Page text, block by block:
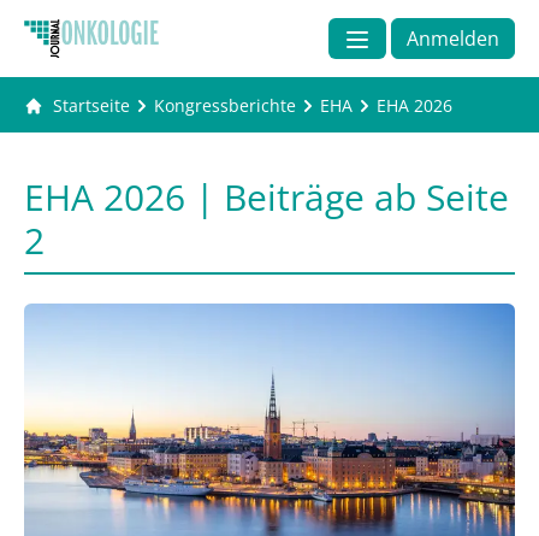
Anmelden
Startseite Kongressberichte EHA EHA 2026
EHA 2026 | Beiträge ab Seite
2